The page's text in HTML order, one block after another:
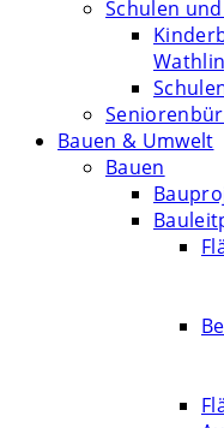
Schulen
Bauen & Umwelt
Bauen